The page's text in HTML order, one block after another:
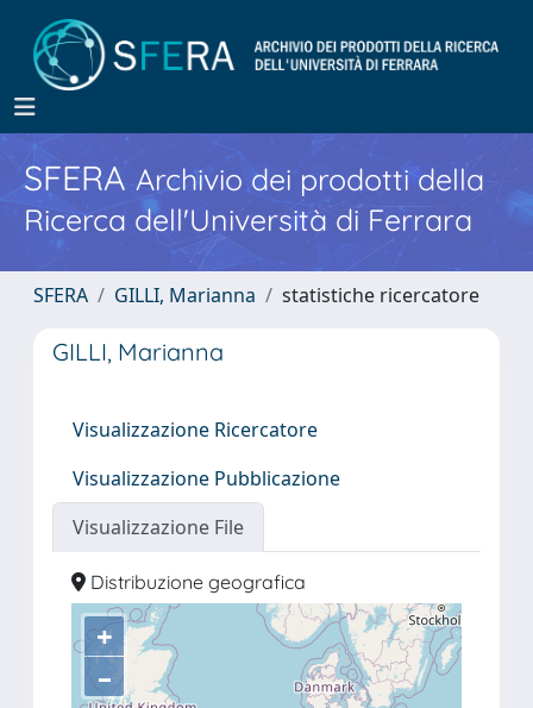
SFERA Archivio dei prodotti della
Ricerca dell'Università di Ferrara
SFERA GILLI, Marianna statistiche ricercatore
GILLI, Marianna
Visualizzazione Ricercatore
Visualizzazione Pubblicazione
Visualizzazione File
Distribuzione geografica
+
–